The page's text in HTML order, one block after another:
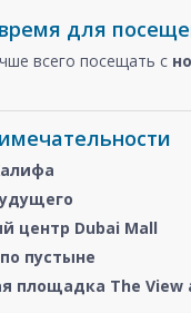
для
всего посещать с
центр Dubai Mall
пустыне
площадка The View